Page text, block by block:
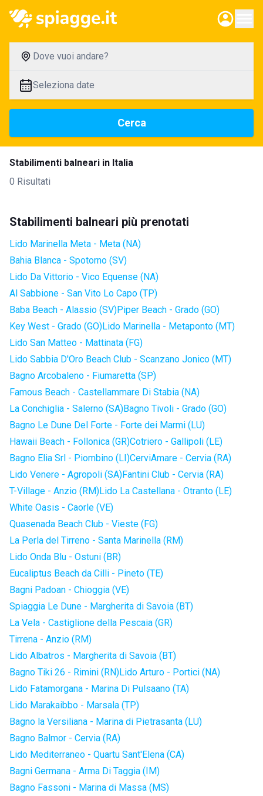
Dove vuoi andare?
Seleziona date
Cerca
Stabilimenti balneari in Italia
0 Risultati
Stabilimenti balneari più prenotati
Lido Marinella Meta - Meta (NA)
Bahia Blanca - Spotorno (SV)
Lido Da Vittorio - Vico Equense (NA)
Al Sabbione - San Vito Lo Capo (TP)
Baba Beach - Alassio (SV)Piper Beach - Grado (GO)
Key West - Grado (GO)Lido Marinella - Metaponto (MT)
Lido San Matteo - Mattinata (FG)
Lido Sabbia D'Oro Beach Club - Scanzano Jonico (MT)
Bagno Arcobaleno - Fiumaretta (SP)
Famous Beach - Castellammare Di Stabia (NA)
La Conchiglia - Salerno (SA)Bagno Tivoli - Grado (GO)
Bagno Le Dune Del Forte - Forte dei Marmi (LU)
Hawaii Beach - Follonica (GR)Cotriero - Gallipoli (LE)
Bagno Elia Srl - Piombino (LI)CerviAmare - Cervia (RA)
Lido Venere - Agropoli (SA)Fantini Club - Cervia (RA)
T-Village - Anzio (RM)Lido La Castellana - Otranto (LE)
White Oasis - Caorle (VE)
Quasenada Beach Club - Vieste (FG)
La Perla del Tirreno - Santa Marinella (RM)
Lido Onda Blu - Ostuni (BR)
Eucaliptus Beach da Cilli - Pineto (TE)
Bagni Padoan - Chioggia (VE)
Spiaggia Le Dune - Margherita di Savoia (BT)
La Vela - Castiglione della Pescaia (GR)
Tirrena - Anzio (RM)
Lido Albatros - Margherita di Savoia (BT)
Bagno Tiki 26 - Rimini (RN)Lido Arturo - Portici (NA)
Lido Fatamorgana - Marina Di Pulsaano (TA)
Lido Marakaibbo - Marsala (TP)
Bagno la Versiliana - Marina di Pietrasanta (LU)
Bagno Balmor - Cervia (RA)
Lido Mediterraneo - Quartu Sant'Elena (CA)
Bagni Germana - Arma Di Taggia (IM)
Bagno Fassoni - Marina di Massa (MS)